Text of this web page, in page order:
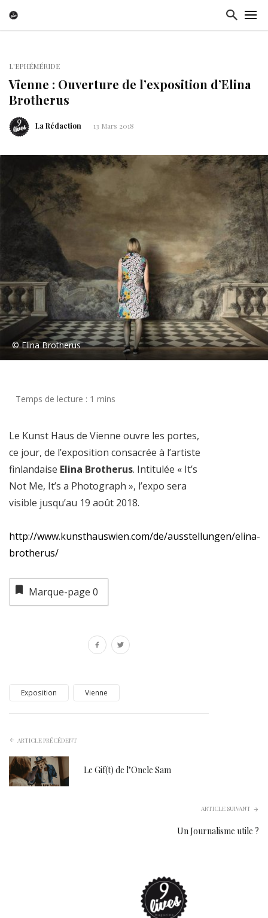
L'EPHÉMÉRIDE
Vienne : Ouverture de l’exposition d’Elina
Brotherus
La Rédaction 13 Mars 2018
© Elina Brotherus
Le Kunst Haus de Vienne ouvre les portes,
ce jour, de l’exposition consacrée à l’artiste
finlandaise Elina Brotherus. Intitulée « It’s
Not Me, It’s a Photograph », l’expo sera
visible jusqu’au 19 août 2018.
http://www.kunsthauswien.com/de/ausstellungen/elina-
brotherus/
Marque-page 0
Exposition Vienne
ARTICLE PRÉCÉDENT
Le Gif(t) de l’Oncle Sam
ARTICLE SUIVANT
Un Journalisme utile ?